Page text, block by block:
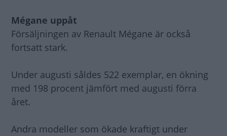
Mégane uppåt
Försäljningen av Renault Mégane är också
fortsatt stark.
Under augusti såldes 522 exemplar, en ökning
med 198 procent jämfört med augusti förra
året.
Andra modeller som ökade kraftigt under